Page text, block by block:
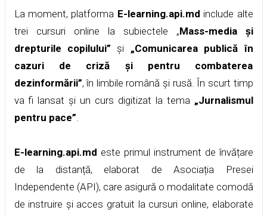
La moment, platforma E-learning.api.md include alte
trei cursuri online la subiectele „Mass-media și
drepturile copilului” și „Comunicarea publică în
cazuri de criză și pentru combaterea
dezinformării”, în limbile română și rusă. În scurt timp
va fi lansat și un curs digitizat la tema „Jurnalismul
pentru pace”.
E-learning.api.md este primul instrument de învățare
de la distanță, elaborat de Asociația Presei
Independente (API), care asigură o modalitate comodă
de instruire și acces gratuit la cursuri online, elaborate